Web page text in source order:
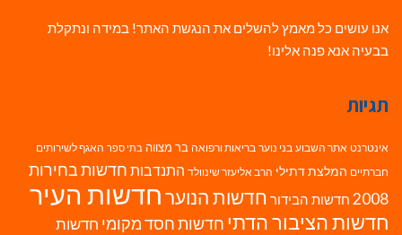
אנו עושים כל מאמץ להשלים את הנגשת האתר! במידה ונתקלת
בבעיה אנא פנה אלינו!
תגיות
אינטרנט אתר השבוע בני נוער בריאות ורפואה בר מצווה בתי ספר האגף לשירותים
חברתיים המלצת דתילי הרב אליעזר שינוולד התנדבות חדשות בחירות
2008 חדשות הבידור חדשות הנוערחדשות העיר
חדשות הציבור הדתי חדשות חסד מקומי חדשות